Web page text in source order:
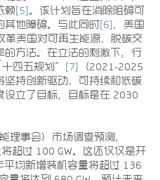
赖[5] 。该计划旨在消除阻碍可
其他障碍。与此同时[6] ，美国
革美国对可再生能源、脱碳交
的方法。在立法的刺激下，行
十四五规划” [7] （2021-2025
坚持创新驱动、可持续和低碳
设立了目标，目标是在 2030
理事会）市场调查预测，
超过 100 GW。这还仅仅是开
均新增装机容量将超过 136